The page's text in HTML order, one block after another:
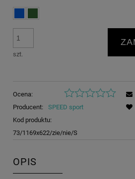
szt.
Ocena:
Producent:
SPEED sport
Kod produktu:
73/1169x622/zie/nie/S
OPIS